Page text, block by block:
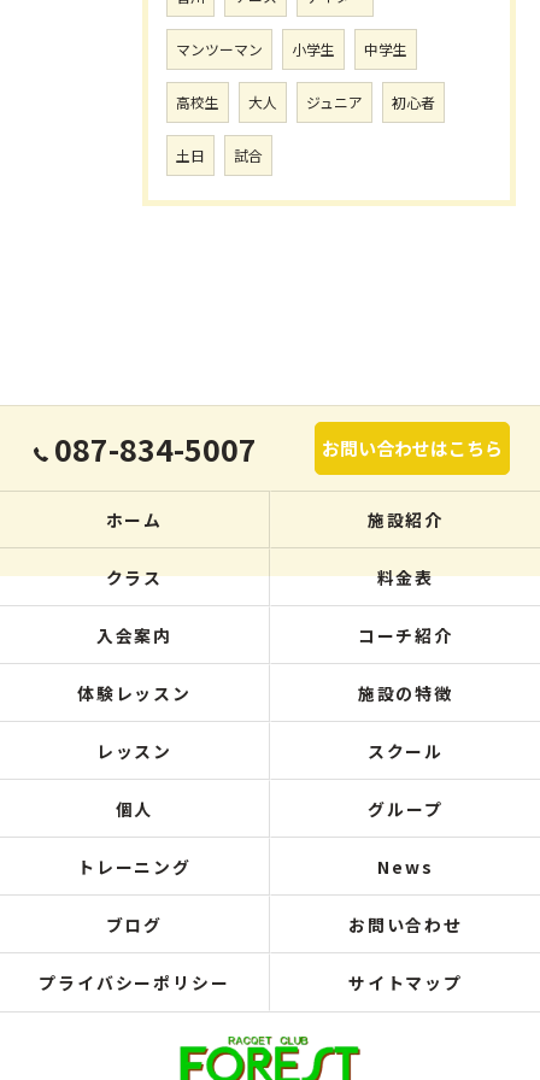
マンツーマン 小学生 中学生
高校生 大人 ジュニア 初心者
土日 試合
087-834-5007 お問い合わせはこちら
ホーム 施設紹介
クラス 料金表
入会案内 コーチ紹介
体験レッスン 施設の特徴
レッスン スクール
個人 グループ
トレーニング News
ブログ お問い合わせ
プライバシーポリシー サイトマップ